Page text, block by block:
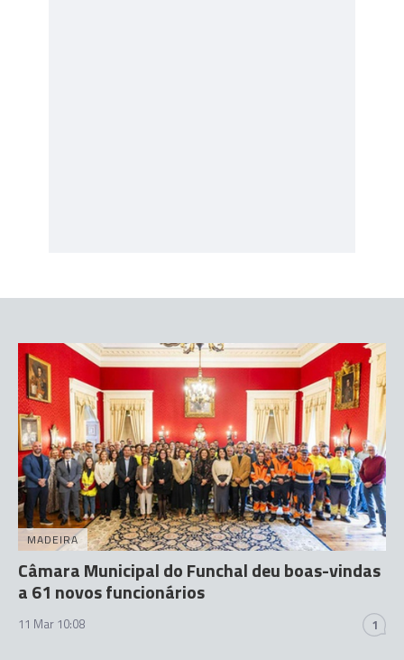
MADEIRA
Câmara Municipal do Funchal deu boas-vindas
a 61 novos funcionários
11 Mar 10:08 1